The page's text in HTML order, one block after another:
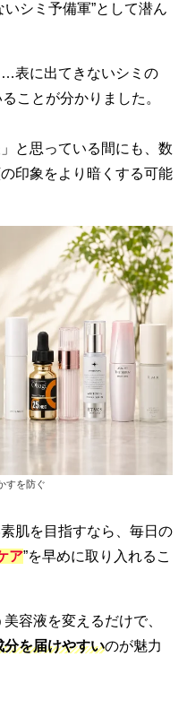
シミ予備軍”として潜ん
表に出てきないシミの
ことが分かりました。
と思っている間にも、数
印象をより暗くする可能
すを防ぐ
肌を目指すなら、毎日の
ア”を早めに取り入れるこ
容液を変えるだけで、
分を届けやすいのが魅力